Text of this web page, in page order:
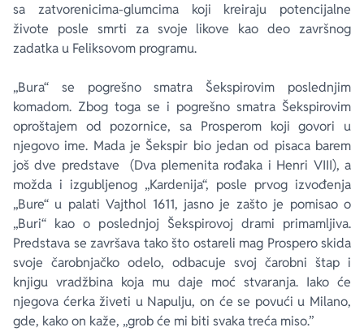
sa zatvorenicima-glumcima koji kreiraju potencijalne
živote posle smrti za svoje likove kao deo završnog
zadatka u Feliksovom programu.
„Bura“ se pogrešno smatra Šekspirovim poslednjim
komadom. Zbog toga se i pogrešno smatra Šekspirovim
oproštajem od pozornice, sa Prosperom koji govori u
njegovo ime. Mada je Šekspir bio jedan od pisaca barem
još dve predstave (Dva plemenita rođaka i Henri VIII), a
možda i izgubljenog „Kardenija“, posle prvog izvođenja
„Bure“ u palati Vajthol 1611, jasno je zašto je pomisao o
„Buri“ kao o poslednjoj Šekspirovoj drami primamljiva.
Predstava se završava tako što ostareli mag Prospero skida
svoje čarobnjačko odelo, odbacuje svoj čarobni štap i
knjigu vradžbina koja mu daje moć stvaranja. Iako će
njegova ćerka živeti u Napulju, on će se povući u Milano,
gde, kako on kaže, „grob će mi biti svaka treća miso.”